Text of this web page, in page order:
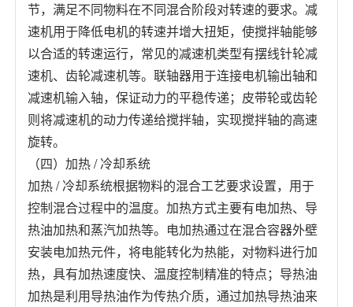
节，满足不同物料在不同混合阶段对转速的要求。减
速机用于降低电机的转速并增大扭矩，使搅拌轴能够
以合适的转速运行，常见的减速机类型有摆线针轮减
速机、齿轮减速机等。联轴器用于连接电机输出轴和
减速机输入轴，保证动力的平稳传递；皮带轮或齿轮
则将减速机的动力传递给搅拌轴，实现搅拌轴的高速
旋转。
（四）加热 / 冷却系统
加热 / 冷却系统根据物料的混合工艺要求设置，用于
控制混合过程中的温度。加热方式主要有电加热、导
热油加热和蒸汽加热等。电加热通过在混合容器外壁
安装电加热元件，将电能转化为热能，对物料进行加
热，具有加热速度快、温度控制精准的特点；导热油
加热是利用导热油作为传热介质，通过加热导热油来